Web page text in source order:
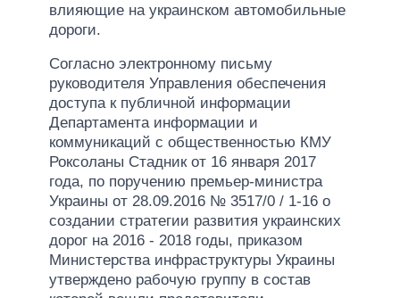
влияющие на украинском автомобильные
дороги.
Согласно электронному письму
руководителя Управления обеспечения
доступа к публичной информации
Департамента информации и
коммуникаций с общественностью КМУ
Роксоланы Стадник от 16 января 2017
года, по поручению премьер-министра
Украины от 28.09.2016 № 3517/0 / 1-16 о
создании стратегии развития украинских
дорог на 2016 - 2018 годы, приказом
Министерства инфраструктуры Украины
утверждено рабочую группу в состав